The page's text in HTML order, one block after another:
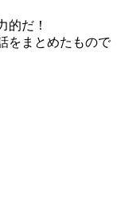
的だ！
をまとめたもので